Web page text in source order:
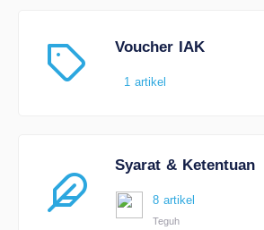
Voucher IAK
1 artikel
Syarat & Ketentuan
8 artikel
Teguh